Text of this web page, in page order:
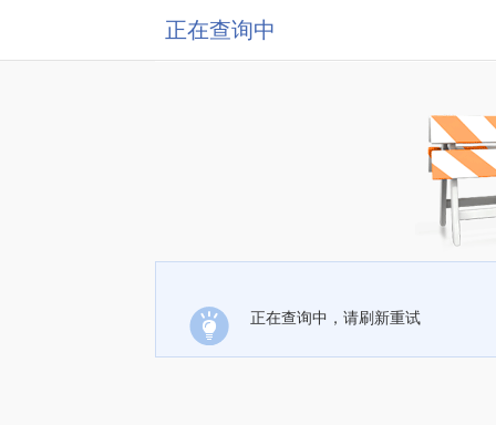
正在查询中
正在查询中，请刷新重试